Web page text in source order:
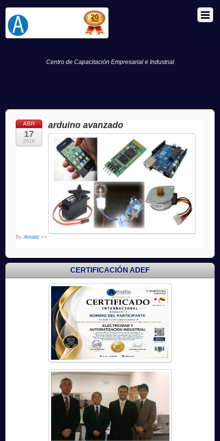
Centro de Capacitación Empresarial e Industrial
ABR
17
2016
arduino avanzado
ByAmatic • •
CERTIFICACIÓN ADEF